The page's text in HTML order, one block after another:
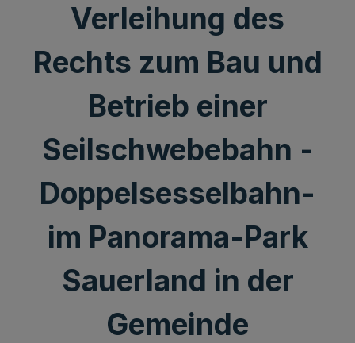
Verleihung des
Rechts zum Bau und
Betrieb einer
Seilschwebebahn -
Doppelsesselbahn-
im Panorama-Park
Sauerland in der
Gemeinde